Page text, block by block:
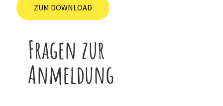
ZUM DOWNLOAD
Fragen zur
Anmeldung